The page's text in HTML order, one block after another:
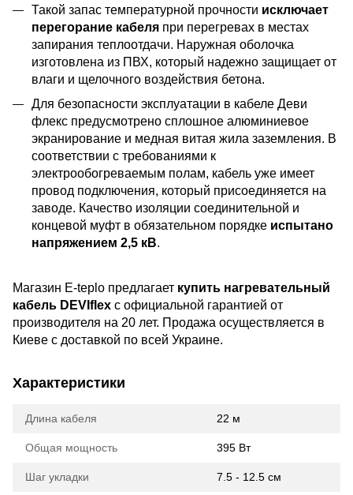
Такой запас температурной прочности исключает
перегорание кабеля при перегревах в местах
запирания теплоотдачи. Наружная оболочка
изготовлена из ПВХ, который надежно защищает от
влаги и щелочного воздействия бетона.
Для безопасности эксплуатации в кабеле Деви
флекс предусмотрено сплошное алюминиевое
экранирование и медная витая жила заземления. В
соответствии с требованиями к
электрообогреваемым полам, кабель уже имеет
провод подключения, который присоединяется на
заводе. Качество изоляции соединительной и
концевой муфт в обязательном порядке испытано
напряжением 2,5 кВ.
Магазин E-teplo предлагает купить нагревательный
кабель DEVIflex с официальной гарантией от
производителя на 20 лет. Продажа осуществляется в
Киеве с доставкой по всей Украине.
Характеристики
Длина кабеля 22 м
Общая мощность 395 Вт
Шаг укладки 7.5 - 12.5 см